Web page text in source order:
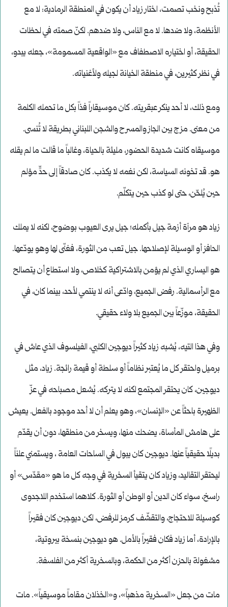
تُذبح ونخب تصمت، اختار زياد أن يكون في المنطقة الرمادية: لا مع
الأنظمة، ولا ضدها. لا مع الناس، ولا ضدهم. لكنّ صمته في لحظات
الحقيقة، أو اختياره الاصطفاف مع «الواقعية المسمومة»، جعله يبدو،
في نظر كثيرين، في منطقة الخيانة لجيله ولأغنياته.
ومع ذلك، لا أحد ينكر عبقريته. كان موسيقاراً فذاً بكل ما تحمله الكلمة
من معنى. مزج بين الجاز والمسرح والشجن اللبناني بطريقة لا تُنسى.
موسيقاه كانت شديدة الحضور، مليئة بالحياة، وغالباً ما قالت ما لم يقله
هو. قد تخونه السياسة، لكن نغمه لا يكذب. كان صادقاً إلى حدٍّ مؤلم
حين يُلحّن، حتى لو كذب حين يتكلّم.
زياد هو مرآة أزمة جيل بأكمله؛ جيل يرى العيوب بوضوح، لكنه لا يملك
الحافز أو الوسيلة لإصلاحها. جيل تعب من الثورة، فغنّى لها وهو يودّعها.
هو اليساري الذي لم يؤمن بالاشتراكية كخلاص، ولا استطاع أن يتصالح
مع الرأسمالية. رفض الجميع، وادّعى أنه لا ينتمي لأحد، بينما كان، في
الحقيقة، موزّعاً بين الجميع بلا ولاء حقيقي.
وفي هذا التيه، يُشبه زياد كثيراً ديوجين الكلبي، الفيلسوف الذي عاش في
برميل واحتقر كل ما يُعتبر نظاماً أو سلطة أو قيمة رائجة. زياد، مثل
ديوجين، كان يحتقر المجتمع لكنه لا يتركه. يُشعل مصباحه في عزّ
الظهيرة باحثاً عن «الإنسان»، وهو يعلم أن لا أحد موجود بالفعل. يعيش
على هامش المأساة، يضحك منها، ويسخر من منطقها، دون أن يقدّم
بديلًا حقيقياً عنها. ديوجين كان يبول في الساحات العامة ، ويستمني علناً
ليحتقر التقاليد، وزياد كان يتقيأ السخرية في وجه كل ما هو «مقدّس» أو
راسخ، سواء كان الدين أو الوطن أو الثورة. كلاهما استخدم اللاجدوى
كوسيلة للاحتجاج، والتقشّف كرمز للرفض، لكن ديوجين كان فقيراً
بالإرادة، أما زياد فكان فقيراً بالأمل. هو ديوجين بنسخة بيروتية،
مشغولة بالحزن أكثر من الحكمة، وبالسخرية أكثر من الفلسفة.
مات من جعل «السخرية مذهباً»، و«الخذلان مقاماً موسيقياً». مات